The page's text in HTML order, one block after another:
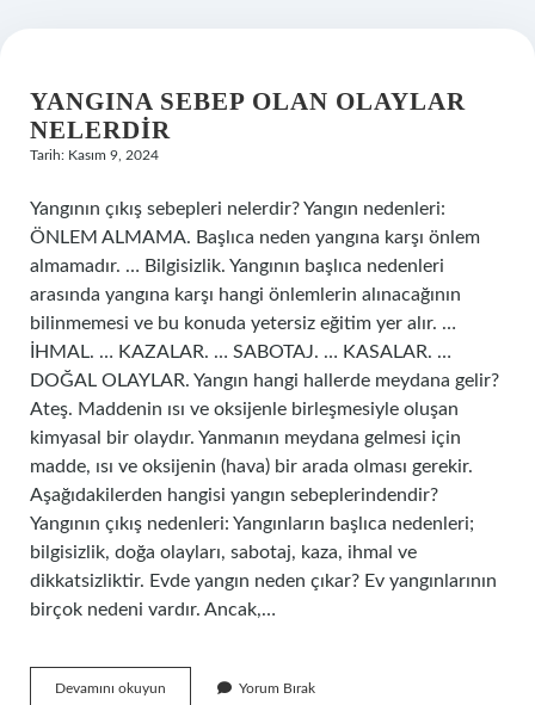
YANGINA SEBEP OLAN OLAYLAR
NELERDIR
Tarih: Kasım 9, 2024
Yangının çıkış sebepleri nelerdir? Yangın nedenleri:
ÖNLEM ALMAMA. Başlıca neden yangına karşı önlem
almamadır. … Bilgisizlik. Yangının başlıca nedenleri
arasında yangına karşı hangi önlemlerin alınacağının
bilinmemesi ve bu konuda yetersiz eğitim yer alır. …
İHMAL. … KAZALAR. … SABOTAJ. … KASALAR. …
DOĞAL OLAYLAR. Yangın hangi hallerde meydana gelir?
Ateş. Maddenin ısı ve oksijenle birleşmesiyle oluşan
kimyasal bir olaydır. Yanmanın meydana gelmesi için
madde, ısı ve oksijenin (hava) bir arada olması gerekir.
Aşağıdakilerden hangisi yangın sebeplerindendir?
Yangının çıkış nedenleri: Yangınların başlıca nedenleri;
bilgisizlik, doğa olayları, sabotaj, kaza, ihmal ve
dikkatsizliktir. Evde yangın neden çıkar? Ev yangınlarının
birçok nedeni vardır. Ancak,…
Devamını okuyun Yorum Bırak